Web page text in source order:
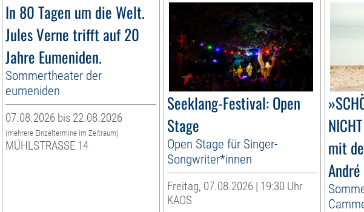
In 80 Tagen um die Welt.
Jules Verne trifft auf 20
Jahre Eumeniden.
Sommertheater der
eumeniden
07.08.2026 bis 22.08.2026
(mehrere Einzeltermine im Zeitraum)
MÜHLSTRASSE 14
Seeklang-Festival: Open
Stage
Open Stage für Singer-
Songwriter*innen
Freitag, 07.08.2026 | 19:30 Uhr
KAOS
mit